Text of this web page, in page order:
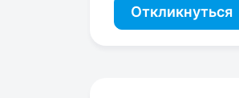
Откликнуться